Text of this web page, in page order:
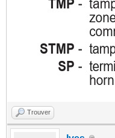
Trouver